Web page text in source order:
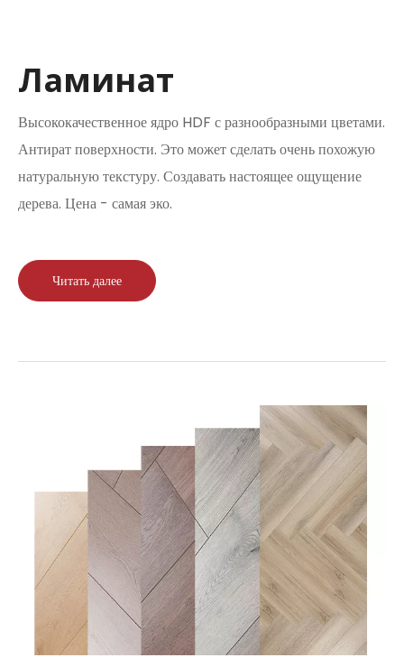
Ламинат
Высококачественное ядро ​​HDF с разнообразными цветами.
Антират поверхности. Это может сделать очень похожую
натуральную текстуру. Создавать настоящее ощущение
дерева. Цена - самая эко.
Читать далее